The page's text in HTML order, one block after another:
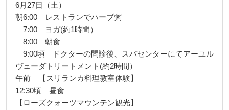
6月27日（土）
朝6:00 レストランでハーブ粥
7:00 ヨガ(約1時間）
8:00 朝食
9:00頃 ドクターの問診後、スパセンターにてアーユル
ヴェーダトリートメント(約2時間）
午前 【スリランカ料理教室体験】
12:30頃 昼食
【ローズクォーツマウンテン観光】